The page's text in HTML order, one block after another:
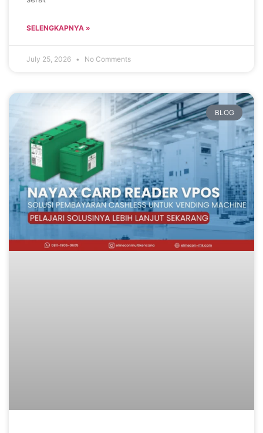
SELENGKAPNYA »
July 25, 2026 No Comments
BLOG